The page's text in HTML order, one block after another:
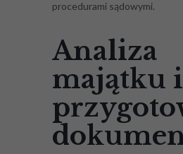
procedurami sądowymi.
Analiza
majątku i